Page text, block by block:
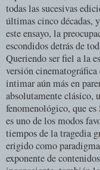
todas las sucesivas
últimas cinco décadas,
este ensayo, la
escondidos detrás de
Queriendo ser fiel a la
versión
intimar aún más en
absolutamente clásico,
fenomenológico, que
es uno de los modos
tiempos de la tragedia
erigido como
exponente de